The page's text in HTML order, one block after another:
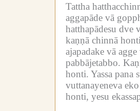
Tattha
aggapāde vā
hatthapādesu dve
kaṇṇā chinnā
ajapadake vā
pabbājetabbo.
honti. Yassa pana
vuttanayeneva
honti, yesu